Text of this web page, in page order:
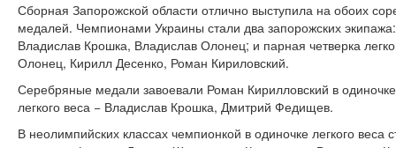
Сборная Запорожской области отлично выступила на обоих
медалей. Чемпионами Украины стали два запорожских
Владислав Крошка, Владислав Олонец; и парная четверка
Олонец, Кирилл Десенко, Роман Кириловский.
Серебряные медали завоевали Роман Кирилловский в одиночке
легкого веса − Владислав Крошка, Дмитрий Федищев.
В неолимпийских классах чемпионкой в одиночке легкого